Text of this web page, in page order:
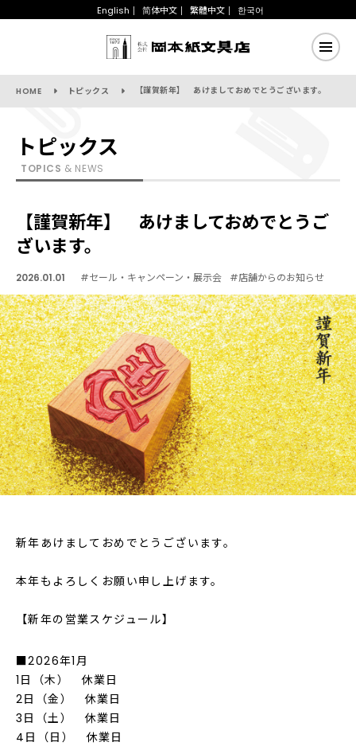
English 简体中文 繁體中文 한국어
HOME トピックス 【謹賀新年】 あけましておめでとうございます。
トピックス
TOPICS & NEWS
【謹賀新年】 あけましておめでとうご
ざいます。
2026.01.01 #セール・キャンペーン・展示会 #店舗からのお知らせ
新年あけましておめでとうございます。
本年もよろしくお願い申し上げます。
【新年の営業スケジュール】
■2026年1月
1日（木） 休業日
2日（金） 休業日
3日（土） 休業日
4日（日） 休業日